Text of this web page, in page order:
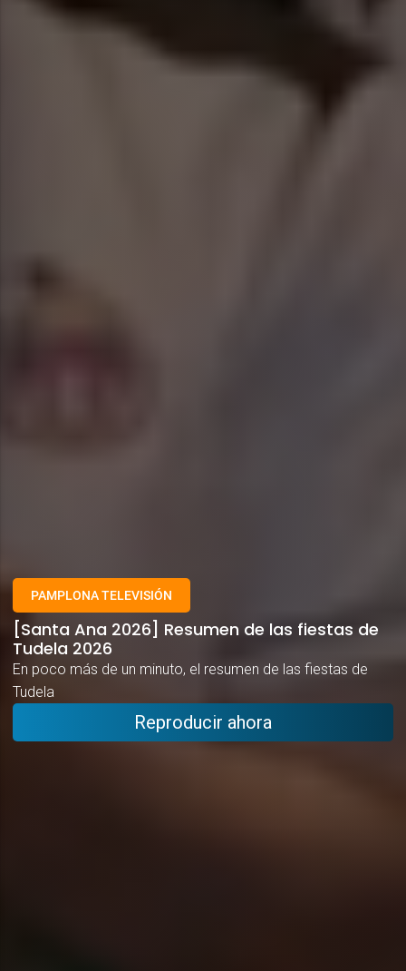
PAMPLONA TELEVISIÓN
[Santa Ana 2026] Resumen de las fiestas de
Tudela 2026
En poco más de un minuto, el resumen de las fiestas de
Tudela
Reproducir ahora